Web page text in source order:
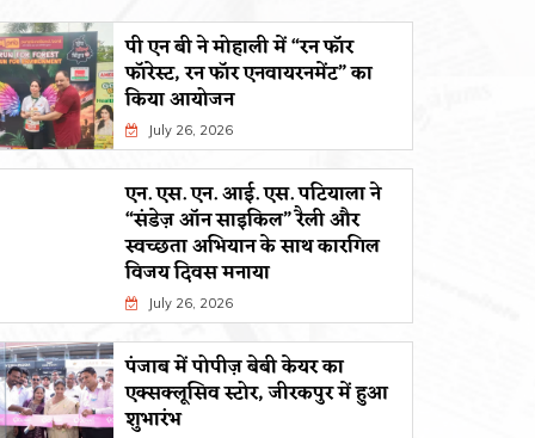
पी एन बी ने मोहाली में “रन फॉर
फॉरेस्ट, रन फॉर एनवायरनमेंट” का
किया आयोजन
July 26, 2026
एन. एस. एन. आई. एस. पटियाला ने
“संडेज़ ऑन साइकिल” रैली और
स्वच्छता अभियान के साथ कारगिल
विजय दिवस मनाया
July 26, 2026
पंजाब में पोपीज़ बेबी केयर का
एक्सक्लूसिव स्टोर, जीरकपुर में हुआ
शुभारंभ